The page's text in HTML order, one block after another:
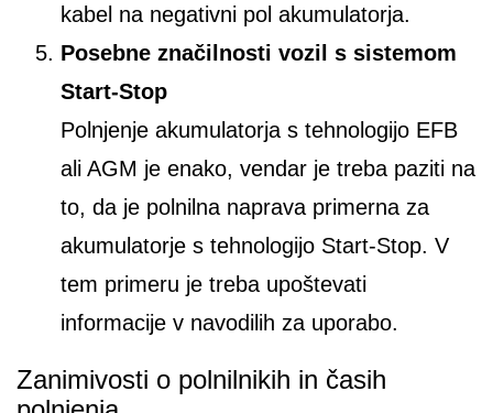
kabel na negativni pol akumulatorja.
Posebne značilnosti vozil s sistemom
Start-Stop
Polnjenje akumulatorja s tehnologijo EFB
ali AGM je enako, vendar je treba paziti na
to, da je polnilna naprava primerna za
akumulatorje s tehnologijo Start-Stop. V
tem primeru je treba upoštevati
informacije v navodilih za uporabo.
Zanimivosti o polnilnikih in časih